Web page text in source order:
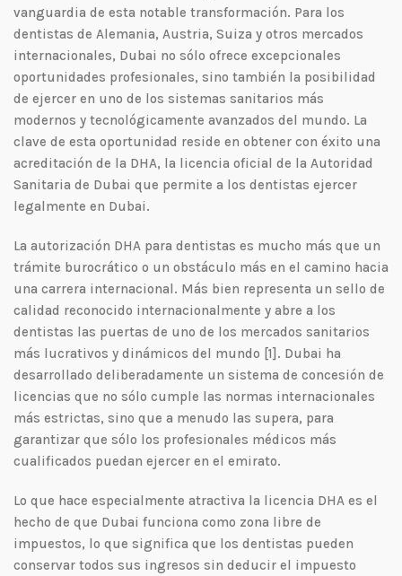
vanguardia de esta notable transformación. Para los
dentistas de Alemania, Austria, Suiza y otros mercados
internacionales, Dubai no sólo ofrece excepcionales
oportunidades profesionales, sino también la posibilidad
de ejercer en uno de los sistemas sanitarios más
modernos y tecnológicamente avanzados del mundo. La
clave de esta oportunidad reside en obtener con éxito una
acreditación de la DHA, la licencia oficial de la Autoridad
Sanitaria de Dubai que permite a los dentistas ejercer
legalmente en Dubai.
La autorización DHA para dentistas es mucho más que un
trámite burocrático o un obstáculo más en el camino hacia
una carrera internacional. Más bien representa un sello de
calidad reconocido internacionalmente y abre a los
dentistas las puertas de uno de los mercados sanitarios
más lucrativos y dinámicos del mundo [1]. Dubai ha
desarrollado deliberadamente un sistema de concesión de
licencias que no sólo cumple las normas internacionales
más estrictas, sino que a menudo las supera, para
garantizar que sólo los profesionales médicos más
cualificados puedan ejercer en el emirato.
Lo que hace especialmente atractiva la licencia DHA es el
hecho de que Dubai funciona como zona libre de
impuestos, lo que significa que los dentistas pueden
conservar todos sus ingresos sin deducir el impuesto